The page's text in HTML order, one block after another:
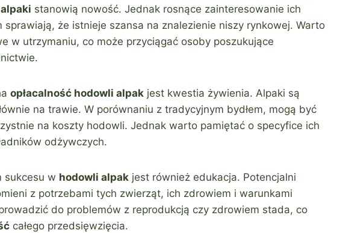
alpaki stanowią nowość. Jednak rosnące zainteresowanie ich
że istnieje szansa na znalezienie niszy rynkowej. Warto
w utrzymaniu, co może przyciągać osoby poszukujące
opłacalność hodowli alpak jest kwestia żywienia. Alpaki są
na trawie. W porównaniu z tradycyjnym bydłem, mogą być
na koszty hodowli. Jednak warto pamiętać o specyfice ich
odżywczych.
sukcesu w hodowli alpak jest również edukacja. Potencjalni
z potrzebami tych zwierząt, ich zdrowiem i warunkami
do problemów z reprodukcją czy zdrowiem stada, co
całego przedsięwzięcia.